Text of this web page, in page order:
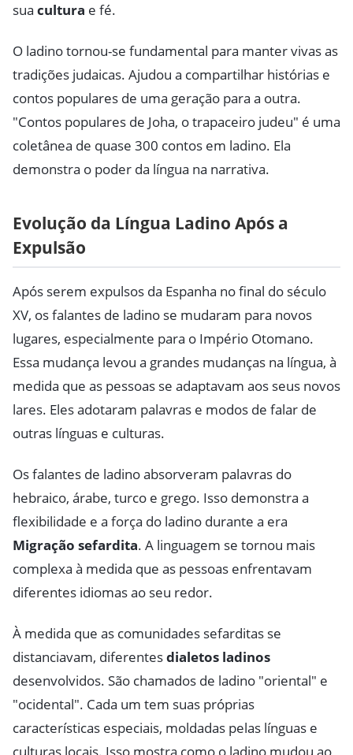
sua cultura e fé.
O ladino tornou-se fundamental para manter vivas as
tradições judaicas. Ajudou a compartilhar histórias e
contos populares de uma geração para a outra.
"Contos populares de Joha, o trapaceiro judeu" é uma
coletânea de quase 300 contos em ladino. Ela
demonstra o poder da língua na narrativa.
Evolução da Língua Ladino Após a
Expulsão
Após serem expulsos da Espanha no final do século
XV, os falantes de ladino se mudaram para novos
lugares, especialmente para o Império Otomano.
Essa mudança levou a grandes mudanças na língua, à
medida que as pessoas se adaptavam aos seus novos
lares. Eles adotaram palavras e modos de falar de
outras línguas e culturas.
Os falantes de ladino absorveram palavras do
hebraico, árabe, turco e grego. Isso demonstra a
flexibilidade e a força do ladino durante a era
Migração sefardita. A linguagem se tornou mais
complexa à medida que as pessoas enfrentavam
diferentes idiomas ao seu redor.
À medida que as comunidades sefarditas se
distanciavam, diferentesdialetos ladinos
desenvolvidos. São chamados de ladino "oriental" e
"ocidental". Cada um tem suas próprias
características especiais, moldadas pelas línguas e